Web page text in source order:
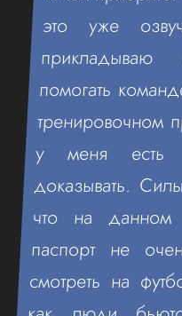
это уже
помогать
тренировочном
у меня есть
доказывать.
что на данном
паспорт не
смотреть на